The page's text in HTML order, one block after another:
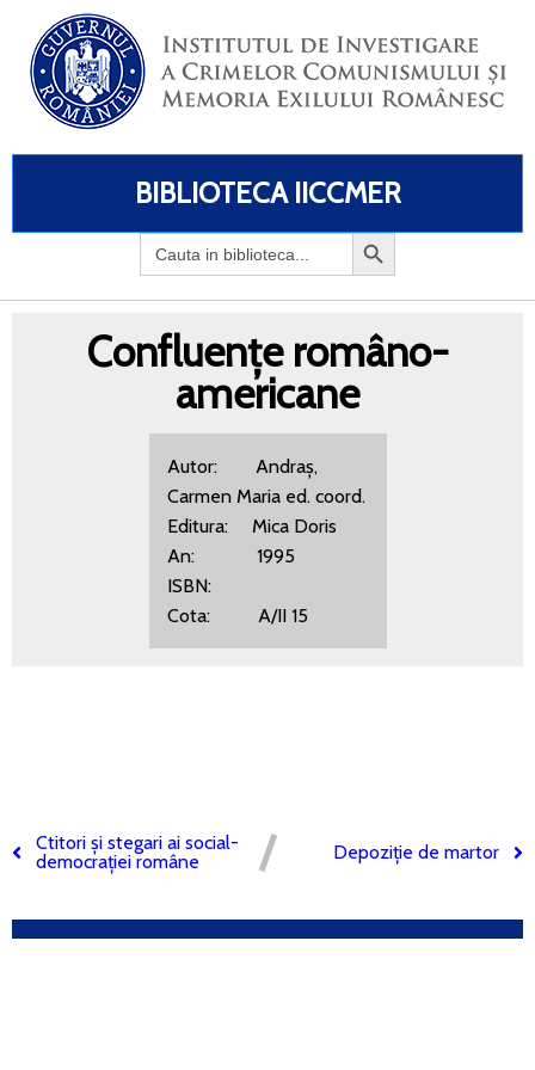
BIBLIOTECA IICCMER
Search
for:
Confluențe româno-
americane
Autor: Andraș,
Carmen Maria ed. coord.
Editura: Mica Doris
An: 1995
ISBN:
Cota: A/II 15
Ctitori și stegari ai social-
democrației române
Depoziție de martor